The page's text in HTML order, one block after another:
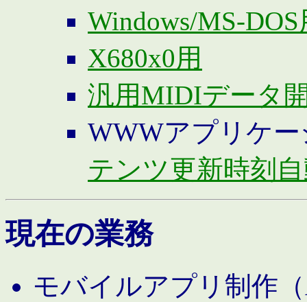
Windows/MS-DOS
X680x0用
汎用MIDIデータ
WWWアプリケ
テンツ更新時刻
現在の業務
モバイルアプリ制作